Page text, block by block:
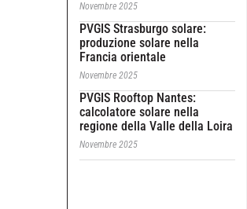
Novembre 2025
PVGIS Strasburgo solare:
produzione solare nella
Francia orientale
Novembre 2025
PVGIS Rooftop Nantes:
calcolatore solare nella
regione della Valle della Loira
Novembre 2025